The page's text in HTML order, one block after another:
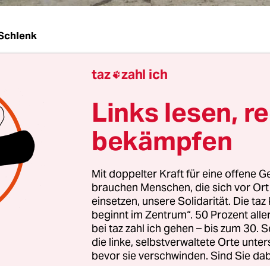
Niels V. den Gerichtssaal am Dienstag
grüßt er seine Bekannten im Zuschauerbereich
Victoryzeichen, aber eine zuversichtliche
der 25-jährige Niederländer vor dem
Brandstiftung. Die Staatsanwaltschaft
einen Mercedes der C-Klasse in der
angezündet zu haben. V. sieht sich zu
"Ich erwarte, freigesprochen zu werden." Nach
darf er sich durchaus Hoffnungen machen.
im Juni hatte ein Anwohner das brennende
taz zahl ich
Links lesen,
bekämpfen
Mit doppelter Kraft für eine offene
brauchen Menschen, die sich vor
einsetzen, unsere Solidarität. Die
beginnt im Zentrum“. 50 Prozent
bei taz zahl ich gehen – bis zum 30.
die linke, selbstverwaltete Orte
bevor sie verschwinden. Sind Sie